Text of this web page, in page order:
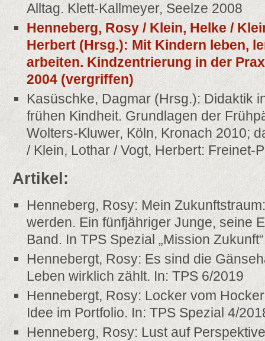
Alltag. Klett-Kallmeyer, Seelze 2008
Henneberg, Rosy / Klein, Helke /
Herbert (Hrsg.): Mit Kindern leben,
arbeiten. Kindzentrierung in der
2004 (vergriffen)
Kasüschke, Dagmar (Hrsg.): Didaktik
frühen Kindheit. Grundlagen der
Wolters-Kluwer, Köln, Kronach 2010;
/ Klein, Lothar / Vogt, Herbert: Freinet-
Artikel:
Henneberg, Rosy: Mein
werden. Ein fünfjähriger Junge, seine
Band. In TPS Spezial „Mission
Hennebergt, Rosy: Es sind die
Leben wirklich zählt. In: TPS 6/2019
Hennebergt, Rosy: Locker vom
Idee im Portfolio. In: TPS Spezial 4/
Henneberg, Rosy: Lust auf